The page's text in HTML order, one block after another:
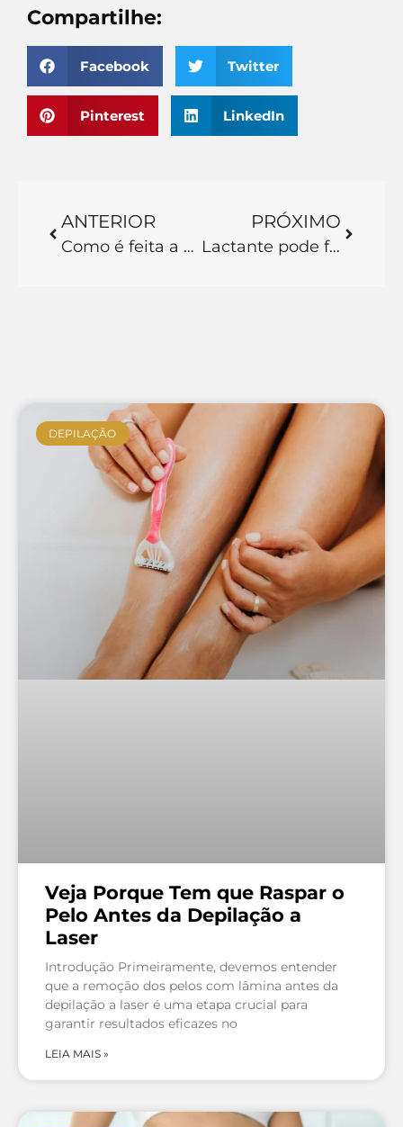
Compartilhe:
Facebook Twitter
Pinterest LinkedIn
ANTERIOR
Como é feita a depilação a laser na virilha completa: Tudo que você precisa saber para realizar o seu tratamento
PRÓXIMO
Lactante pode fazer depilação a laser: Saiba todos os cuidados que as lactantes e gestantes devem tomar em relação a depilação a laser
DEPILAÇÃO
Veja Porque Tem que Raspar o
Pelo Antes da Depilação a
Laser
Introdução Primeiramente, devemos entender
que a remoção dos pelos com lâmina antes da
depilação a laser é uma etapa crucial para
garantir resultados eficazes no
LEIA MAIS »